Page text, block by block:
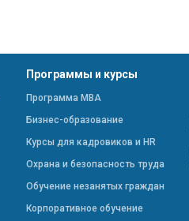
Программы и курсы
Программа МВА
Бизнес-образование
Курсы для кадровиков и HR
Охрана и безопасность труда
Обучение незанятых граждан
Корпоративное обучение